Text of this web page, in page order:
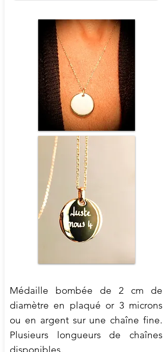
Médaille bombée de 2 cm de
diamètre en plaqué or 3 microns
ou en argent sur une chaîne fine.
Plusieurs longueurs de chaînes